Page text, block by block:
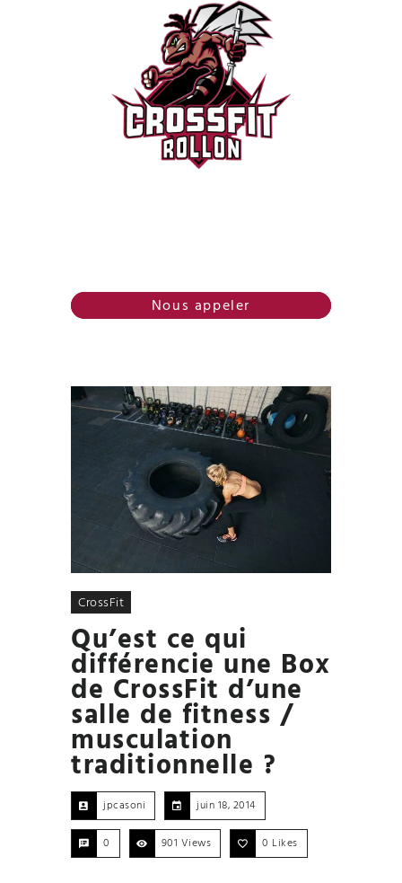
0967122164
CrossFit
Qu’est ce qui
différencie une Box
de CrossFit d’une
salle de fitness /
musculation
traditionnelle ?
jpcasoni juin 18, 2014
0 901 Views 0 Likes